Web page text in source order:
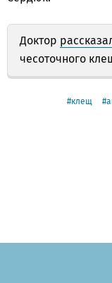
Доктор
чесоточного
клещ